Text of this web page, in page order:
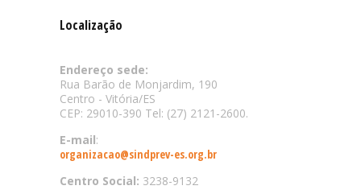
Localização
Endereço sede:
Rua Barão de Monjardim, 190
Centro - Vitória/ES
CEP: 29010-390 Tel: (27) 2121-2600.
E-mail:
organizacao@sindprev-es.org.br
Centro Social: 3238-9132